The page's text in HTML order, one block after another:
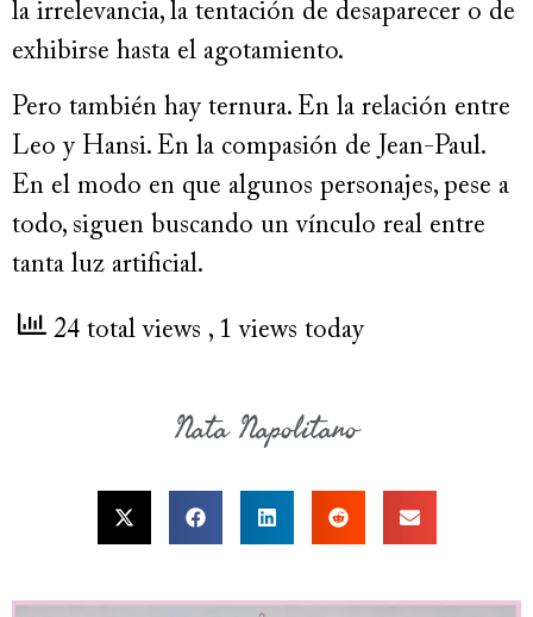
la irrelevancia, la tentación de desaparecer o de
exhibirse hasta el agotamiento.
Pero también hay ternura. En la relación entre
Leo y Hansi. En la compasión de Jean-Paul.
En el modo en que algunos personajes, pese a
todo, siguen buscando un vínculo real entre
tanta luz artificial.
24 total views , 1 views today
Nata Napolitano